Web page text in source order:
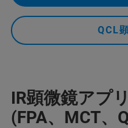
QCL
IR顕微鏡アプ
(FPA、MCT、